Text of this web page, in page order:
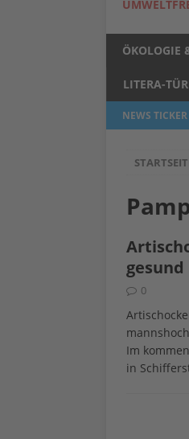
ÖKOLOGIE
LITERA-
NEWS TICKER
gesund
0
Im
in